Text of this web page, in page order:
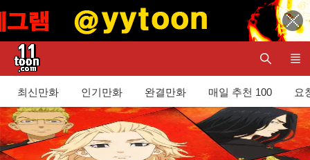
최신만화 인기만화 완결만화 매일 추천 100 요